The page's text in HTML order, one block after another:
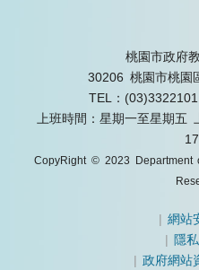
桃園市政府
30206 桃園市桃園
TEL：(03)3322101
上班時間：星期一至星期
CopyRight © 2023 Department
|網站
| 隱
|政府網站